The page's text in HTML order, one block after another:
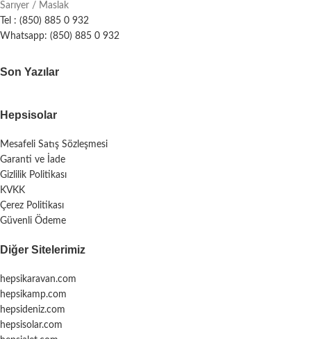
Sarıyer / Maslak
Tel : (850) 885 0 932
Whatsapp: (850) 885 0 932
Son Yazılar
Hepsisolar
Mesafeli Satış Sözleşmesi
Garanti ve İade
Gizlilik Politikası
KVKK
Çerez Politikası
Güvenli Ödeme
Diğer Sitelerimiz
hepsikaravan.com
hepsikamp.com
hepsideniz.com
hepsisolar.com